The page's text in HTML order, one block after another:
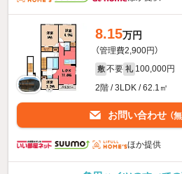
8.15万円
（管理費2,900円）
敷 不要 礼 100,000円
2階 / 3LDK / 62.1㎡
お問い合わせ （
ほか提供